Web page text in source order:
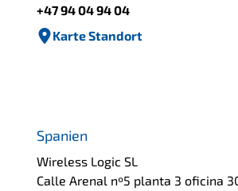
+47 94 04 94 04
Karte Standort
Spanien
Wireless Logic SL
Calle Arenal nº5 planta 3 oficina